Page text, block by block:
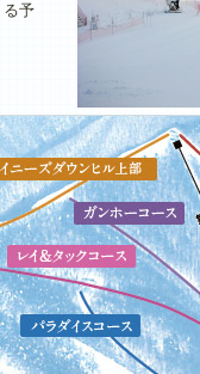
る予